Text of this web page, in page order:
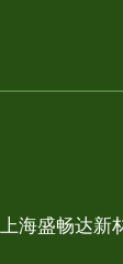
上海盛畅达新